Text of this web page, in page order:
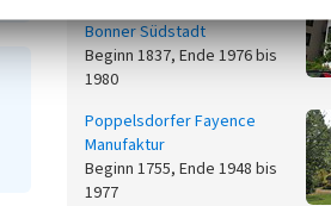
Bonner Südstadt
Beginn 1837, Ende 1976 bis
1980
Poppelsdorfer Fayence
Manufaktur
Beginn 1755, Ende 1948 bis
1977